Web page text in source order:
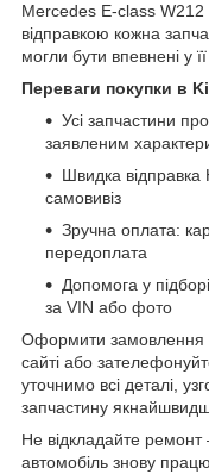
Mercedes E-class W212
відправкою кожна
могли бути впевнені у
Переваги покупки в
Усі запчастини
заявленим
Швидка
самовивіз
Зручна оплата:
передоплата
Допомога у
за VIN або фото
Оформити замовлення
сайті або
уточнимо всі деталі,
запчастину
Не відкладайте
автомобіль знову